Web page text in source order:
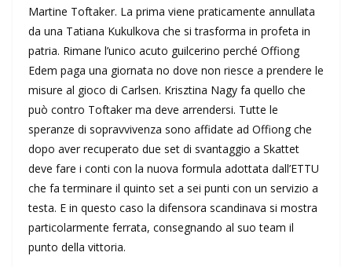
Martine Toftaker. La prima viene praticamente annullata
da una Tatiana Kukulkova che si trasforma in profeta in
patria. Rimane l’unico acuto guilcerino perché Offiong
Edem paga una giornata no dove non riesce a prendere le
misure al gioco di Carlsen. Krisztina Nagy fa quello che
può contro Toftaker ma deve arrendersi. Tutte le
speranze di sopravvivenza sono affidate ad Offiong che
dopo aver recuperato due set di svantaggio a Skattet
deve fare i conti con la nuova formula adottata dall’ETTU
che fa terminare il quinto set a sei punti con un servizio a
testa. E in questo caso la difensora scandinava si mostra
particolarmente ferrata, consegnando al suo team il
punto della vittoria.